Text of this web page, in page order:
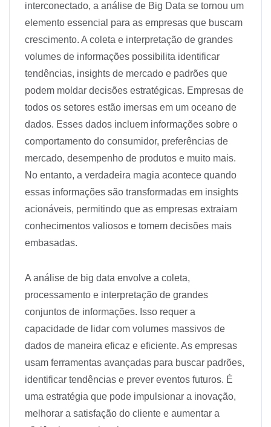
interconectado, a análise de Big Data se tornou um
elemento essencial para as empresas que buscam
crescimento. A coleta e interpretação de grandes
volumes de informações possibilita identificar
tendências, insights de mercado e padrões que
podem moldar decisões estratégicas. Empresas de
todos os setores estão imersas em um oceano de
dados. Esses dados incluem informações sobre o
comportamento do consumidor, preferências de
mercado, desempenho de produtos e muito mais.
No entanto, a verdadeira magia acontece quando
essas informações são transformadas em insights
acionáveis, permitindo que as empresas extraiam
conhecimentos valiosos e tomem decisões mais
embasadas.
A análise de big data envolve a coleta,
processamento e interpretação de grandes
conjuntos de informações. Isso requer a
capacidade de lidar com volumes massivos de
dados de maneira eficaz e eficiente. As empresas
usam ferramentas avançadas para buscar padrões,
identificar tendências e prever eventos futuros. É
uma estratégia que pode impulsionar a inovação,
melhorar a satisfação do cliente e aumentar a